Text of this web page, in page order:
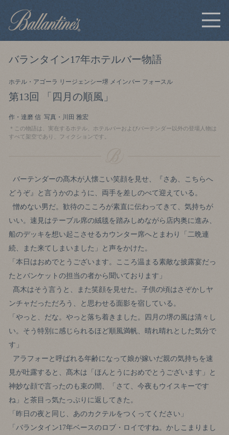
バランタイン17年ホテルバー物語
ホテル・アゴーラ リージェンシー堺 メインバー フォースル
第13回 「四月の順風」
作・達磨 信 写真・川田 雅宏
＊この物語は、実在するホテル、ホテルバーおよびバーテンダー以外の登場人物は
すべて架空であり、フィクションです。
バーテンダーの髙木が人懐こい笑顔を見せ、『さあ、こちらへ
どうぞ』と言うかのように、両手を差しのべて迎えている。
憎めない男だ。歓待のこころが素直に伝わってきて、気持ちが
いい。速見はテーブル席の絨毯を踏みしめながら店内奥に進み、
船のデッキを想い起こさせるカウンター席へとまわり「二晩連
続、また来てしまいました」と声をかけた。
「本日はおめでとうございます。こころ温まる素敵な披露宴だっ
たとバンケットの担当の者から聞いております」
髙木はそう言うと、また笑顔を見せた。子供の頃はさぞかしヤ
ンチャだっただろう、と思わせる面影を宿している。
「やっと、だな。やっと落ち着きました。四月の堺の風は清々し
い。そう特別に感じられるほど順風満帆、晴れ晴れとした気分で
す」
アラフォーと呼ばれる年齢になって娘が嫁いだ親の気持ちを速
見が吐露すると、髙木は「ほんとうにおめでとうございます」と
神妙な顔で言ったのも束の間、「さて、今夜もウイスキーです
ね」と茶目っ気たっぷりに返してきた。
「昨日の夜と同じ、あのカクテルをつくってください」
「バランタイン17年ベースのロブ・ロイですね。かしこまりまし